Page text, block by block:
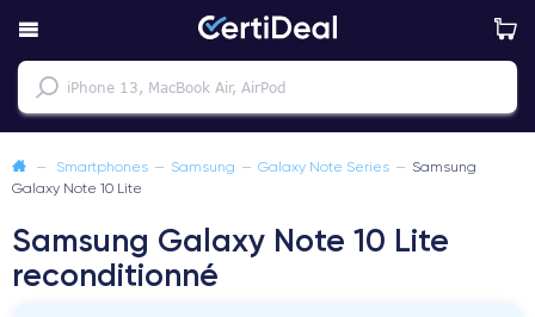
— Smartphones — Samsung — Galaxy Note Series — Samsung
Galaxy Note 10 Lite
Samsung Galaxy Note 10 Lite
reconditionné